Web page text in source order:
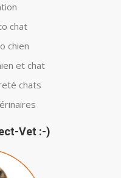
chat
chien
et chat
chats
Vet :-)